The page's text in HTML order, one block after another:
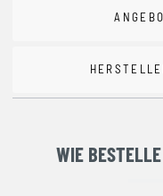
WIE